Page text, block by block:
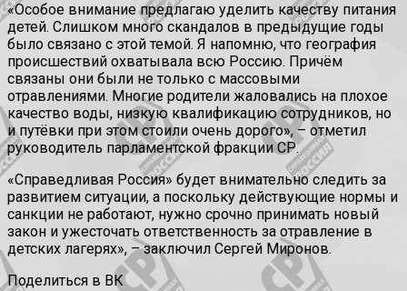
«Особое внимание предлагаю уделить качеству питания
детей. Слишком много скандалов в предыдущие годы
было связано с этой темой. Я напомню, что география
происшествий охватывала всю Россию. Причём
связаны они были не только с массовыми
отравлениями. Многие родители жаловались на плохое
качество воды, низкую квалификацию сотрудников, но
и путёвки при этом стоили очень дорого», – отметил
руководитель парламентской фракции СР.
«Справедливая Россия» будет внимательно следить за
развитием ситуации, а поскольку действующие нормы и
санкции не работают, нужно срочно принимать новый
закон и ужесточать ответственность за отравление в
детских лагерях», – заключил Сергей Миронов.
Поделиться в ВК